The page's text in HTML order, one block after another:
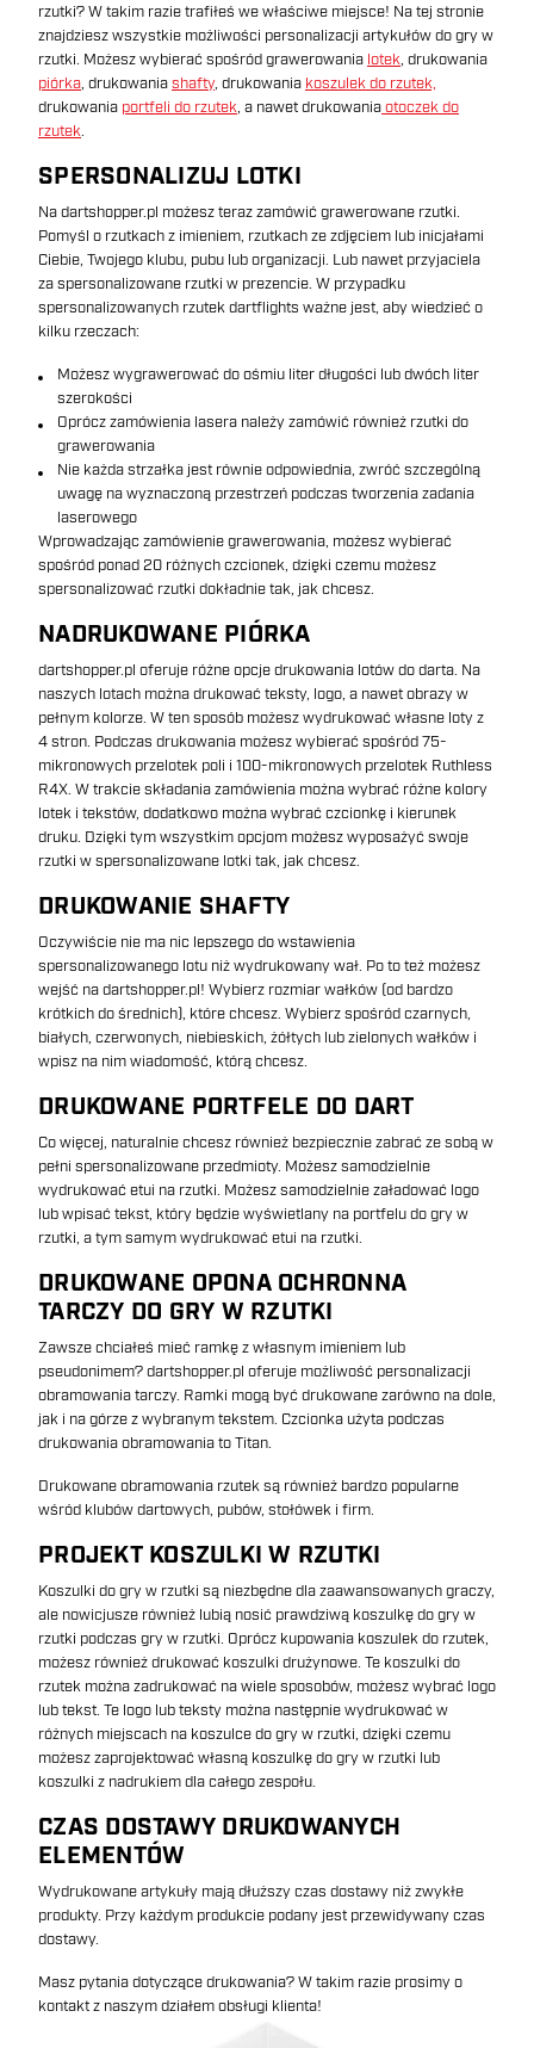
rzutki? W takim razie trafiłeś we właściwe miejsce! Na tej stronie
znajdziesz wszystkie możliwości personalizacji artykułów do gry w
rzutki. Możesz wybierać spośród grawerowania lotek, drukowania
piórka, drukowaniashafty, drukowania koszulek do rzutek,
drukowania portfeli do rzutek, a nawet drukowaniaotoczek do
rzutek.
SPERSONALIZUJ LOTKI
Na dartshopper.pl możesz teraz zamówić grawerowane rzutki.
Pomyśl o rzutkach z imieniem, rzutkach ze zdjęciem lub inicjałami
Ciebie, Twojego klubu, pubu lub organizacji. Lub nawet przyjaciela
za spersonalizowane rzutki w prezencie. W przypadku
spersonalizowanych rzutek dartflights ważne jest, aby wiedzieć o
kilku rzeczach:
Możesz wygrawerować do ośmiu liter długości lub dwóch liter
szerokości
Oprócz zamówienia lasera należy zamówić również rzutki do
grawerowania
Nie każda strzałka jest równie odpowiednia, zwróć szczególną
uwagę na wyznaczoną przestrzeń podczas tworzenia zadania
laserowego
Wprowadzając zamówienie grawerowania, możesz wybierać
spośród ponad 20 różnych czcionek, dzięki czemu możesz
spersonalizować rzutki dokładnie tak, jak chcesz.
NADRUKOWANE PIÓRKA
dartshopper.pl oferuje różne opcje drukowania lotów do darta. Na
naszych lotach można drukować teksty, logo, a nawet obrazy w
pełnym kolorze. W ten sposób możesz wydrukować własne loty z
4 stron. Podczas drukowania możesz wybierać spośród 75-
mikronowych przelotek poli i 100-mikronowych przelotek Ruthless
R4X. W trakcie składania zamówienia można wybrać różne kolory
lotek i tekstów, dodatkowo można wybrać czcionkę i kierunek
druku. Dzięki tym wszystkim opcjom możesz wyposażyć swoje
rzutki w spersonalizowane lotki tak, jak chcesz.
DRUKOWANIE SHAFTY
Oczywiście nie ma nic lepszego do wstawienia
spersonalizowanego lotu niż wydrukowany wał. Po to też możesz
wejść na dartshopper.pl! Wybierz rozmiar wałków (od bardzo
krótkich do średnich), które chcesz. Wybierz spośród czarnych,
białych, czerwonych, niebieskich, żółtych lub zielonych wałków i
wpisz na nim wiadomość, którą chcesz.
DRUKOWANE PORTFELE DO DART
Co więcej, naturalnie chcesz również bezpiecznie zabrać ze sobą w
pełni spersonalizowane przedmioty. Możesz samodzielnie
wydrukować etui na rzutki. Możesz samodzielnie załadować logo
lub wpisać tekst, który będzie wyświetlany na portfelu do gry w
rzutki, a tym samym wydrukować etui na rzutki.
DRUKOWANE OPONA OCHRONNA
TARCZY DO GRY W RZUTKI
Zawsze chciałeś mieć ramkę z własnym imieniem lub
pseudonimem? dartshopper.pl oferuje możliwość personalizacji
obramowania tarczy. Ramki mogą być drukowane zarówno na dole,
jak i na górze z wybranym tekstem. Czcionka użyta podczas
drukowania obramowania to Titan.
Drukowane obramowania rzutek są również bardzo popularne
wśród klubów dartowych, pubów, stołówek i firm.
PROJEKT KOSZULKI W RZUTKI
Koszulki do gry w rzutki są niezbędne dla zaawansowanych graczy,
ale nowicjusze również lubią nosić prawdziwą koszulkę do gry w
rzutki podczas gry w rzutki. Oprócz kupowania koszulek do rzutek,
możesz również drukować koszulki drużynowe. Te koszulki do
rzutek można zadrukować na wiele sposobów, możesz wybrać logo
lub tekst. Te logo lub teksty można następnie wydrukować w
różnych miejscach na koszulce do gry w rzutki, dzięki czemu
możesz zaprojektować własną koszulkę do gry w rzutki lub
koszulki z nadrukiem dla całego zespołu.
CZAS DOSTAWY DRUKOWANYCH
ELEMENTÓW
Wydrukowane artykuły mają dłuższy czas dostawy niż zwykłe
produkty. Przy każdym produkcie podany jest przewidywany czas
dostawy.
Masz pytania dotyczące drukowania? W takim razie prosimy o
kontakt z naszym działem obsługi klienta!